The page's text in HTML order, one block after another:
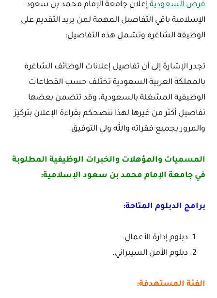
فرص السعودية إعلان جامعة الإمام محمد بن سعود
الإسلامية باقي التفاصيل المهمة لمن يريد التقديم على
الوظيفة الشاغرة وتشمل هذه التفاصيل:
تجدر الإشارة إلى أن تفاصيل إعلانات الوظائف الشاغرة
بالمملكة العربية السعودية تختلف حسب القطاعات
الوظيفية المشغلة بالسعودية، وقد تتضمن بعضها
تفاصيل أكثر من غيرها لهذا ننصحكم بقراءة الإعلان بتركيز
والمرور بجميع فقراته والله ولي التوفيق.
المسميات والمؤهلات والخبرات الوظيفية المطلوبة
في جامعة الإمام محمد بن سعود الإسلامية:
برامج الدبلوم المتاحة:
دبلوم إدارة الأعمال.
دبلوم الأمن السيبراني.
الفئة المستهدفة: